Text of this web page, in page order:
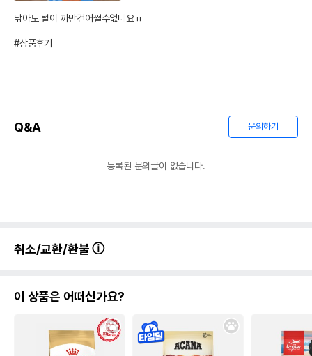
닦아도 털이 까만건어쩔수없네요ㅠ
#상품후기
Q&A 문의하기
등록된 문의글이 없습니다.
취소/교환/환불
이 상품은 어떠신가요?